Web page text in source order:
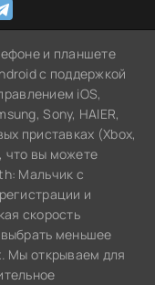
и планшете
с поддержкой
iOS,
Sony, HAIER,
приставках (Xbox,
что вы можете
Мальчик с
и
скорость
меньшее
Мы открываем для